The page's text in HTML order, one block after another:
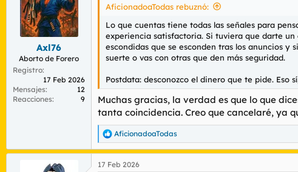
e
Axl76
Aborto de Forero
Registro
17 Feb 2026
Mensajes
12
Reacciones
9
AficionadoaTodas rebuznó:
Lo que cuentas tiene todas las señales para
experiencia satisfactoria. Si tuviera que darte un
escondidas que se esconden tras los anuncios y
suerte o vas con otras que den más seguridad.
Postdata: desconozco el dinero que te pide. Eso
Muchas gracias, la verdad es que lo que
tanta coincidencia. Creo que cancelaré, ya
R
e
a
c
AficionadoaTodas
17 Feb 2026